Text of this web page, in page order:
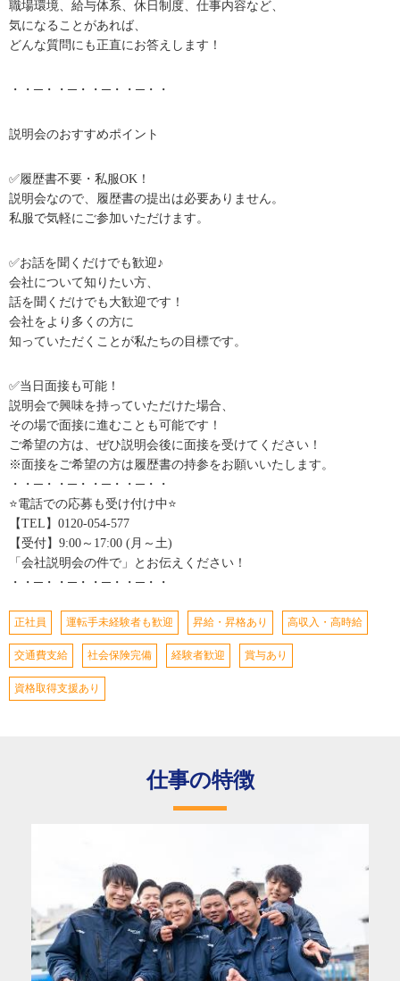
職場環境、給与体系、休日制度、仕事内容など、
気になることがあれば、
どんな質問にも正直にお答えします！
・・─・・─・・─・・─・・
説明会のおすすめポイント
✅履歴書不要・私服OK！
説明会なので、履歴書の提出は必要ありません。
私服で気軽にご参加いただけます。
✅お話を聞くだけでも歓迎♪
会社について知りたい方、
話を聞くだけでも大歓迎です！
会社をより多くの方に
知っていただくことが私たちの目標です。
✅当日面接も可能！
説明会で興味を持っていただけた場合、
その場で面接に進むことも可能です！
ご希望の方は、ぜひ説明会後に面接を受けてください！
※面接をご希望の方は履歴書の持参をお願いいたします。
・・─・・─・・─・・─・・
⭐️電話での応募も受け付け中⭐️
【TEL】0120-054-577
【受付】9:00～17:00 (月～土)
「会社説明会の件で」とお伝えください！
・・─・・─・・─・・─・・
正社員 運転手未経験者も歓迎 昇給・昇格あり 高収入・高時給
交通費支給 社会保険完備 経験者歓迎 賞与あり
資格取得支援あり
仕事の特徴